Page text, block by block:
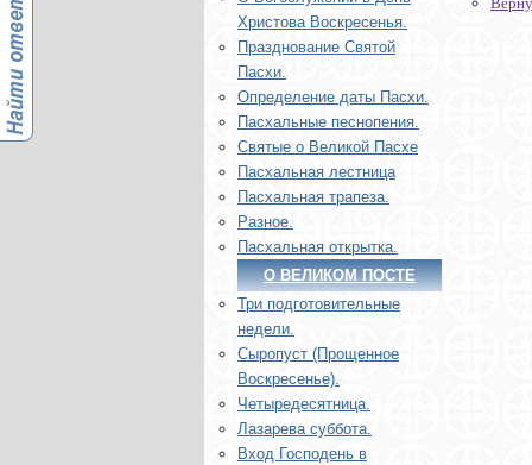
Христова Воскресенья.
Празднование Святой
Пасхи.
Определение даты Пасхи.
Пасхальные песнопения.
Святые о Великой Пасхе
Пасхальная лестница
Пасхальная трапеза.
Разное.
Пасхальная открытка.
О ВЕЛИКОМ ПОСТЕ
Три подготовительные
недели.
Сыропуст (Прощенное
Воскресенье).
Четыредесятница.
Лазарева суббота.
Вход Господень в